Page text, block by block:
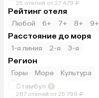
25 отелей от 27 479 ₽
Рейтинг отеля
Любой 6+ 7+ 8+ 9+
Расстояние до моря
1-я линия 2-я 3-я
Регион
Горы Море
Культура
Стамбул
287 отелей от 25 799 ₽